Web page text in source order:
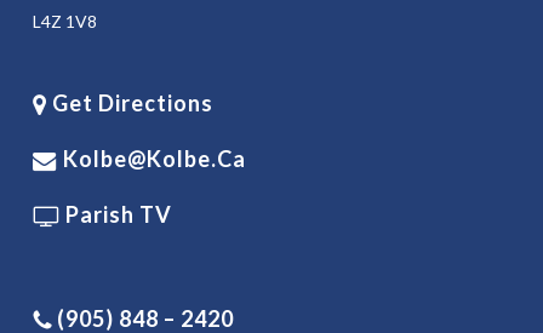
L4Z 1V8
Get Directions
Kolbe@kolbe.ca
Parish TV
(905) 848 – 2420